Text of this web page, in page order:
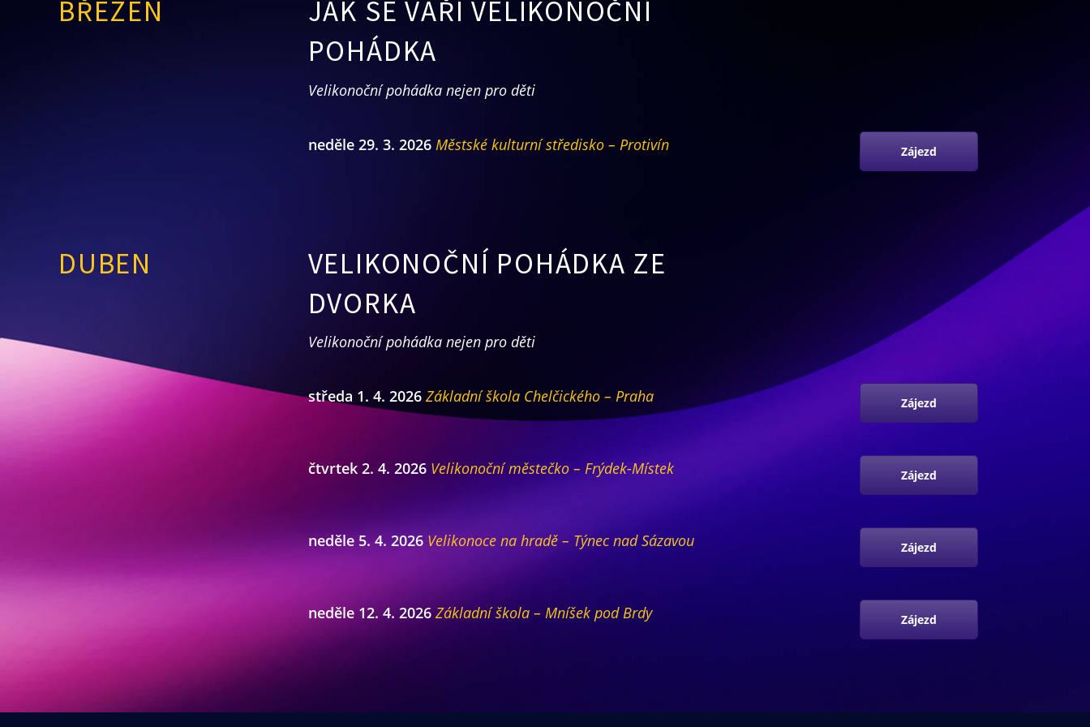
BŘEZEN
JAK SE VAŘÍ VELIKONOČNÍ
POHÁDKA
Velikonoční pohádka nejen pro děti
neděle 29. 3. 2026 Městské kulturní středisko – Protivín Zájezd
DUBEN
VELIKONOČNÍ POHÁDKA ZE
DVORKA
Velikonoční pohádka nejen pro děti
středa 1. 4. 2026 Základní škola Chelčického – Praha Zájezd
čtvrtek 2. 4. 2026 Velikonoční městečko – Frýdek-Místek Zájezd
neděle 5. 4. 2026 Velikonoce na hradě – Týnec nad Sázavou Zájezd
neděle 12. 4. 2026 Základní škola – Mníšek pod Brdy Zájezd